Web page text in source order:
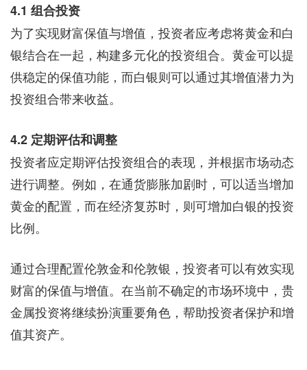
4.1 组合投资
为了实现财富保值与增值，投资者应考虑将黄金和白
银结合在一起，构建多元化的投资组合。黄金可以提
供稳定的保值功能，而白银则可以通过其增值潜力为
投资组合带来收益。
4.2 定期评估和调整
投资者应定期评估投资组合的表现，并根据市场动态
进行调整。例如，在通货膨胀加剧时，可以适当增加
黄金的配置，而在经济复苏时，则可增加白银的投资
比例。
通过合理配置伦敦金和伦敦银，投资者可以有效实现
财富的保值与增值。在当前不确定的市场环境中，贵
金属投资将继续扮演重要角色，帮助投资者保护和增
值其资产。